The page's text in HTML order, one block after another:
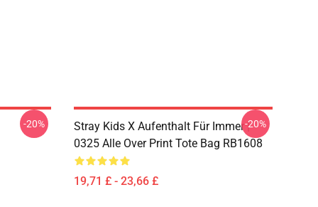
-20%
Stray Kids X Aufenthalt Für Immer |
0325 Alle Over Print Tote Bag RB1608
19,71 £ - 23,66 £
-20%